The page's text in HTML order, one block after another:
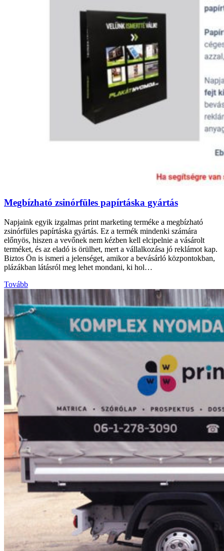
Megbízható zsinórfüles papírtáska gyártás
Napjaink egyik izgalmas print marketing terméke a megbízható
zsinórfüles papírtáska gyártás. Ez a termék mindenki számára
előnyös, hiszen a vevőnek nem kézben kell elcipelnie a vásárolt
terméket, és az eladó is örülhet, mert a vállalkozása jó reklámot kap.
Biztos Ön is ismeri a jelenséget, amikor a bevásárló központokban,
plázákban látásról meg lehet mondani, ki hol…
Tovább